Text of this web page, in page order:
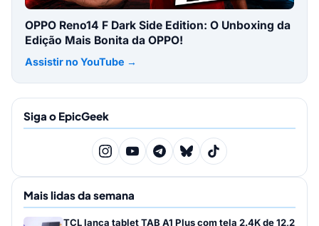
OPPO Reno14 F Dark Side Edition: O Unboxing da
Edição Mais Bonita da OPPO!
Assistir no YouTube →
Siga o EpicGeek
Mais lidas da semana
TCL lança tablet TAB A1 Plus com tela 2.4K de 12,2